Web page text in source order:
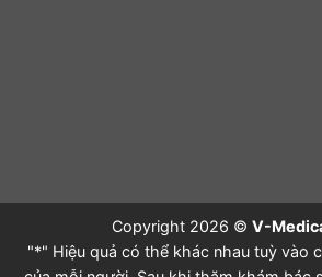
Copyright 2026 © V-
"*" Hiệu quả có thể khác nhau tuỳ vào